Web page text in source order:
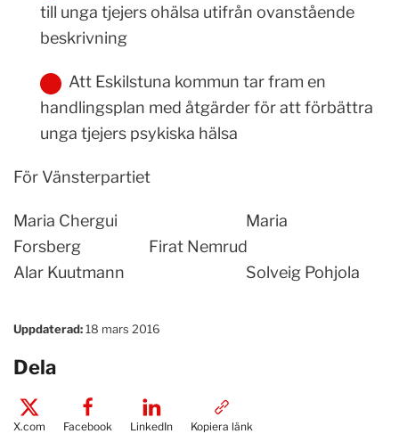
till unga tjejers ohälsa utifrån ovanstående
beskrivning
Att Eskilstuna kommun tar fram en
handlingsplan med åtgärder för att förbättra
unga tjejers psykiska hälsa
För Vänsterpartiet
Maria Chergui Maria
Forsberg Firat Nemrud
Alar Kuutmann Solveig Pohjola
Uppdaterad:18 mars 2016
Dela
X.com Facebook LinkedIn Kopiera länk